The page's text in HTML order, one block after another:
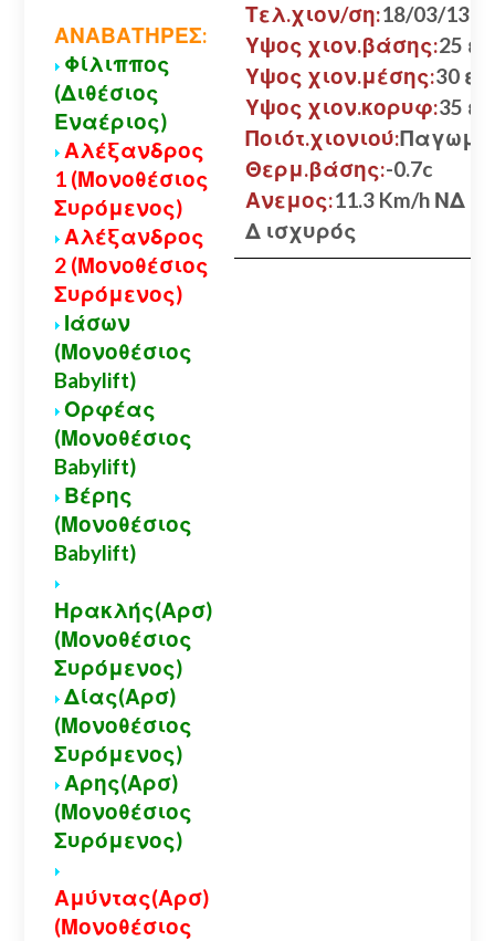
ΑΝΑΒΑΤΗΡΕΣ:
Φίλιππος
(Διθέσιος
Εναέριος)
Αλέξανδρος
1 (Μονοθέσιος
Συρόμενος)
Αλέξανδρος
2 (Μονοθέσιος
Συρόμενος)
Ιάσων
(Μονοθέσιος
Babylift)
Ορφέας
(Μονοθέσιος
Babylift)
Βέρης
(Μονοθέσιος
Babylift)
Ηρακλής(Αρσ)
(Μονοθέσιος
Συρόμενος)
Δίας(Αρσ)
(Μονοθέσιος
Συρόμενος)
Αρης(Αρσ)
(Μονοθέσιος
Συρόμενος)
Αμύντας(Αρσ)
(Μονοθέσιος
Τελ.χιον/ση:18/03/13
Υψος χιον.βάσης:25 εκ.
Υψος χιον.μέσης:30 εκ.
Υψος χιον.κορυφ:35 εκ.
Ποιότ.χιονιού:
Θερμ.βάσης:-0.7c
Ανεμος:11.3 Km/h ΝΔ
Δ ισχυρός